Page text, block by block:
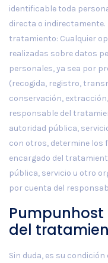
identificable toda
directa o indirectamente.
tratamiento: Cualquier
realizadas sobre datos
personales, ya sea por
(recogida, registro,
conservación,
responsable del
autoridad pública,
con otros, determine los
encargado del
pública, servicio u otro
por cuenta del
del
Sin duda, es su